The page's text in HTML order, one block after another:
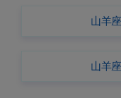
山羊
山羊